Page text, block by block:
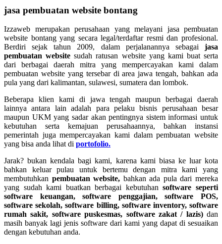
jasa pembuatan website bontang
Izzaweb merupakan perusahaan yang melayani jasa pembuatan
website bontang yang secara legal/terdaftar resmi dan profesional.
Berdiri sejak tahun 2009, dalam perjalanannya sebagaijasa
pembuatan websitesudah ratusan website yang kami buat serta
dari berbagai daerah mitra yang mempercayakan kami dalam
pembuatan website yang tersebar di area jawa tengah, bahkan ada
pula yang dari kalimantan, sulawesi, sumatera dan lombok.
Beberapa klien kami di jawa tengah maupun berbagai daerah
lainnya antara lain adalah para pelaku bisnis perusahaan besar
maupun UKM yang sadar akan pentingnya sistem informasi untuk
kebutuhan serta kemajuan perusahaannya, bahkan instansi
pemerintah juga mempercayakan kami dalam pembuatan website
yang bisa anda lihat di portofolio.
Jarak? bukan kendala bagi kami, karena kami biasa ke luar kota
bahkan keluar pulau untuk bertemu dengan mitra kami yang
membutuhkan pembuatan website, bahkan ada pula dari mereka
yang sudah kami buatkan berbagai kebutuhansoftware seperti
software keuangan, software penggajian, software POS,
software sekolah, software billing, software inventory, software
rumah sakit, software puskesmas, software zakat / lazis)dan
masih banyak lagi jenis software dari kami yang dapat di sesuaikan
dengan kebutuhan anda.